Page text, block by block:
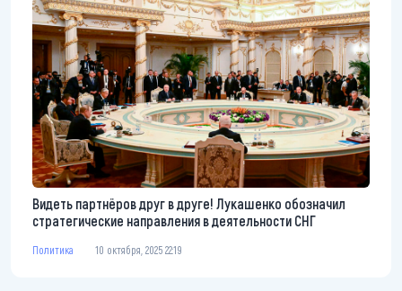
Видеть партнёров друг в друге! Лукашенко обозначил
стратегические направления в деятельности СНГ
Политика 10 октября, 2025 22:19